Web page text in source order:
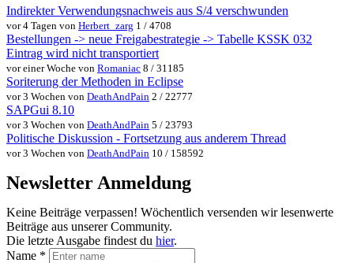
Indirekter Verwendungsnachweis aus S/4 verschwunden
vor 4 Tagen von Herbert_zarg 1 / 4708
Bestellungen -> neue Freigabestrategie -> Tabelle KSSK 032
Eintrag wird nicht transportiert
vor einer Woche von Romaniac 8 / 31185
Soriterung der Methoden in Eclipse
vor 3 Wochen von DeathAndPain 2 / 22777
SAPGui 8.10
vor 3 Wochen von DeathAndPain 5 / 23793
Politische Diskussion - Fortsetzung aus anderem Thread
vor 3 Wochen von DeathAndPain 10 / 158592
Newsletter Anmeldung
Keine Beiträge verpassen! Wöchentlich versenden wir lesenwerte
Beiträge aus unserer Community.
Die letzte Ausgabe findest du hier.
Name *